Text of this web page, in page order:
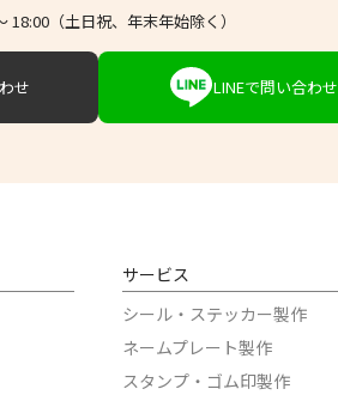
18:00（土日祝、年末年始除く）
せ LINEで問い合わせ
サービス
シール・ステッカー製作
ネームプレート製作
スタンプ・ゴム印製作